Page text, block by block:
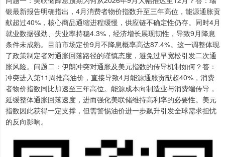
银最新报告明确指出，4月消费者物价指数升至三年高位，能源通胀贡
献超过40%，核心商品通缩进程缓慢，供应链不确定性仍存。同时4月
就业数据强劲、失业率持稳4.3%，经济增长展现韧性，导致9月降息
条件未成熟。目前市场定价9月不降息概率高达87.4%。这一调整体现
了政策制定者对通胀回落路径的谨慎态度，避免过早宽松引发二次通
胀风险。问题二：伊朗冲突对通胀及美元指数的传导机制如何？答：
冲突进入第11周推高油价，直接导致4月能源通胀贡献超40%，消费
者物价指数同比加速至三年高位。能源成本向制造业与消费端传导，
延缓整体通胀回落速度，进而强化美联储维持高利率的必要性。美元
指数因此获得一定支撑，但需警惕油价进一步飙升引发全球需求担忧
的反向影响。